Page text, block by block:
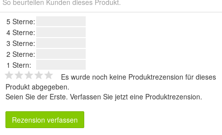
5 Sterne:
4 Sterne:
3 Sterne:
2 Sterne:
1 Stern:
Es wurde noch keine Produktrezension für dieses
Produkt abgegeben.
Seien Sie der Erste. Verfassen Sie jetzt eine Produktrezension.
Rezension verfassen